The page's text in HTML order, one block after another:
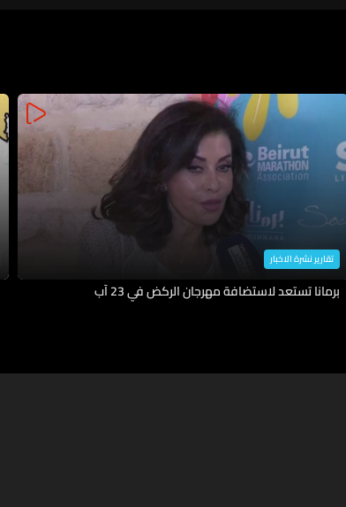
تقارير نشرة الاخبار
برمانا تستعد لاستضافة مهرجان الركض في 23 آب